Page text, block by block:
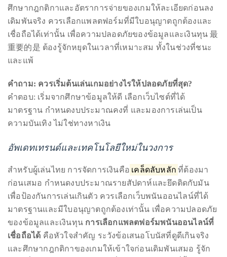
ศึกษากฎกติกาและอัตราการจ่ายของเกมให้ละเอียดก่อนลง
เดิมพันจริง ควรเลือกแพลตฟอร์มที่มีใบอนุญาตถูกต้องและ
เชื่อถือได้เท่านั้น เพื่อความปลอดภัยของข้อมูลและเงินทุน 最
重要的是 ต้องรู้จักหยุดในเวลาที่เหมาะสม ทั้งในช่วงที่ชนะ
และแพ้
คำถาม: ควรเริ่มต้นเล่นเกมอย่างไรให้ปลอดภัยที่สุด?
คำตอบ: เริ่มจากศึกษาข้อมูลให้ดี เลือกเว็บไซต์ที่ได้
มาตรฐาน กำหนดงบประมาณคงที่ และมองการเล่นเป็น
ความบันเทิง ไม่ใช่ทางหาเงิน
อัพเดทเทรนด์และเทคโนโลยีใหม่ในวงการ
สำหรับผู้เล่นไทย การจัดการเงินคือ เคล็ดลับหลัก ที่ต้องมา
ก่อนเสมอ กำหนดงบประมาณรายสัปดาห์และยึดติดกับมัน
เพื่อป้องกันการเล่นเกินตัว ควรเลือกเว็บพนันออนไลน์ที่ได้
มาตรฐานและมีใบอนุญาตถูกต้องเท่านั้น เพื่อความปลอดภัย
ของข้อมูลและเงินทุน การเลือกแพลตฟอร์มพนันออนไลน์ที่
เชื่อถือได้ คือหัวใจสำคัญ ระวังข้อเสนอโบนัสที่ดูดีเกินจริง
และศึกษากฎกติกาของเกมให้เข้าใจก่อนเดิมพันเสมอ รู้จัก